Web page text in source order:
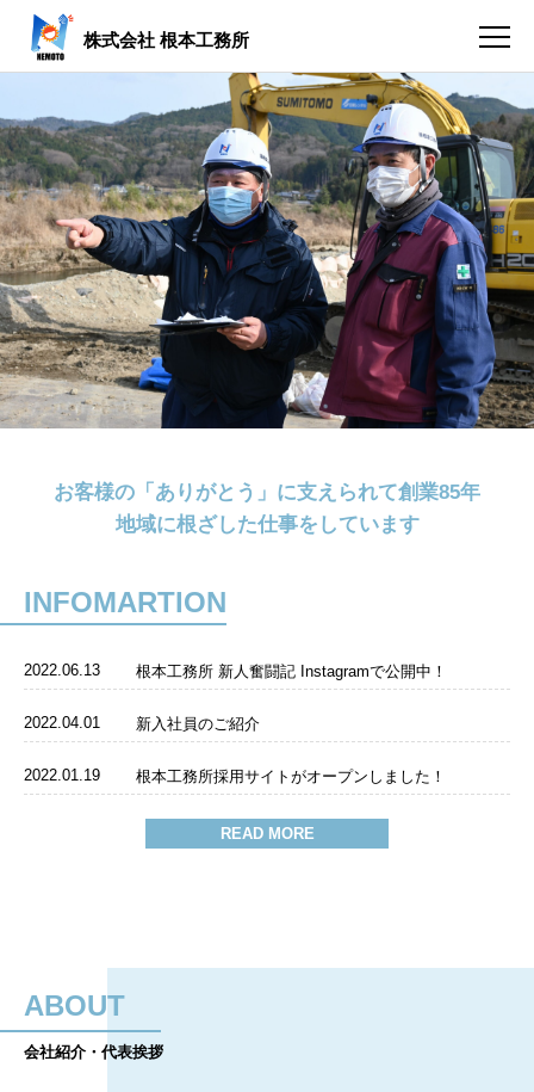
株式会社 根本工務所
お客様の「ありがとう」に支えられて創業85年
地域に根ざした仕事をしています
INFOMARTION
2022.06.13 根本工務所 新人奮闘記 Instagramで公開中！
2022.04.01 新入社員のご紹介
2022.01.19 根本工務所採用サイトがオープンしました！
READ MORE
ABOUT
会社紹介・代表挨拶